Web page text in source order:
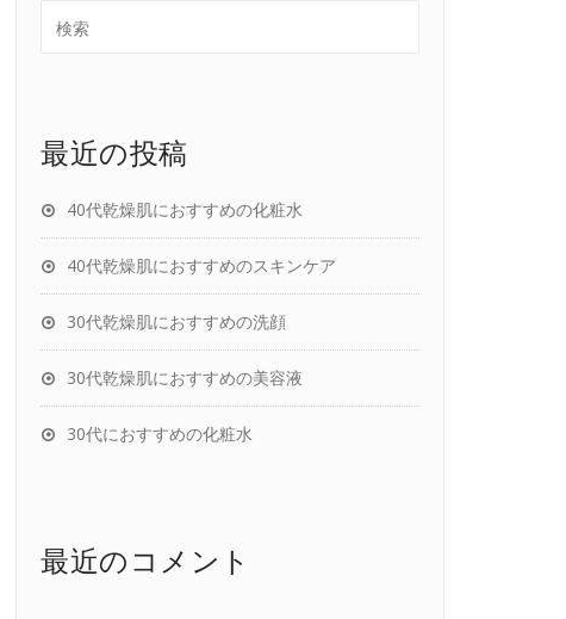
最近の投稿
40代乾燥肌におすすめの化粧水
40代乾燥肌におすすめのスキンケア
30代乾燥肌におすすめの洗顔
30代乾燥肌におすすめの美容液
30代におすすめの化粧水
最近のコメント